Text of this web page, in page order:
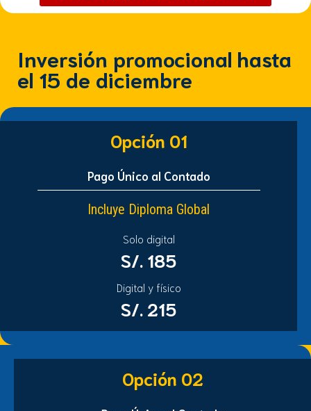
Inversión promocional hasta
el 15 de diciembre
Opción 01
Pago Único al Contado
Incluye Diploma Global
Solo digital
S/. 185
Digital y físico
S/. 215
Opción 02